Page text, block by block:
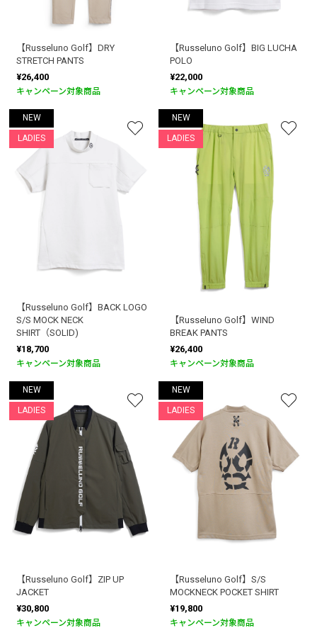
【Russeluno Golf】DRY
STRETCH PANTS
¥26,400
キャンペーン対象商品
【Russeluno Golf】BIG LUCHA
POLO
¥22,000
キャンペーン対象商品
NEW
LADIES
【Russeluno Golf】BACK LOGO
S/S MOCK NECK
SHIRT（SOLID)
¥18,700
キャンペーン対象商品
NEW
LADIES
【Russeluno Golf】WIND
BREAK PANTS
¥26,400
キャンペーン対象商品
NEW
LADIES
【Russeluno Golf】ZIP UP
JACKET
¥30,800
キャンペーン対象商品
NEW
LADIES
【Russeluno Golf】S/S
MOCKNECK POCKET SHIRT
¥19,800
キャンペーン対象商品